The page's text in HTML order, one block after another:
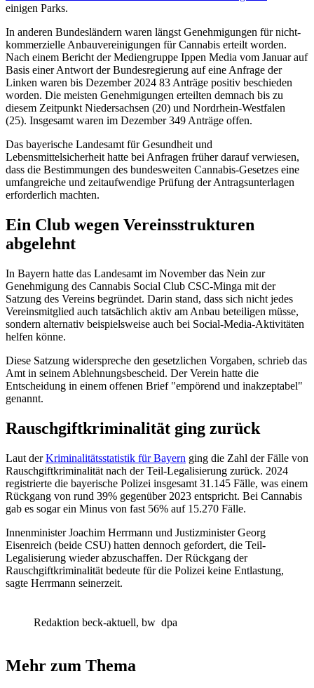
einigen Parks.
In anderen Bundesländern waren längst Genehmigungen für nicht-
kommerzielle Anbauvereinigungen für Cannabis erteilt worden.
Nach einem Bericht der Mediengruppe Ippen Media vom Januar auf
Basis einer Antwort der Bundesregierung auf eine Anfrage der
Linken waren bis Dezember 2024 83 Anträge positiv beschieden
worden. Die meisten Genehmigungen erteilten demnach bis zu
diesem Zeitpunkt Niedersachsen (20) und Nordrhein-Westfalen
(25). Insgesamt waren im Dezember 349 Anträge offen.
Das bayerische Landesamt für Gesundheit und
Lebensmittelsicherheit hatte bei Anfragen früher darauf verwiesen,
dass die Bestimmungen des bundesweiten Cannabis-Gesetzes eine
umfangreiche und zeitaufwendige Prüfung der Antragsunterlagen
erforderlich machten.
Ein Club wegen Vereinsstrukturen
abgelehnt
In Bayern hatte das Landesamt im November das Nein zur
Genehmigung des Cannabis Social Club CSC-Minga mit der
Satzung des Vereins begründet. Darin stand, dass sich nicht jedes
Vereinsmitglied auch tatsächlich aktiv am Anbau beteiligen müsse,
sondern alternativ beispielsweise auch bei Social-Media-Aktivitäten
helfen könne.
Diese Satzung widerspreche den gesetzlichen Vorgaben, schrieb das
Amt in seinem Ablehnungsbescheid. Der Verein hatte die
Entscheidung in einem offenen Brief "empörend und inakzeptabel"
genannt.
Rauschgiftkriminalität ging zurück
Laut derKriminalitätsstatistik für Bayern ging die Zahl der Fälle von
Rauschgiftkriminalität nach der Teil-Legalisierung zurück. 2024
registrierte die bayerische Polizei insgesamt 31.145 Fälle, was einem
Rückgang von rund 39% gegenüber 2023 entspricht. Bei Cannabis
gab es sogar ein Minus von fast 56% auf 15.270 Fälle.
Innenminister Joachim Herrmann und Justizminister Georg
Eisenreich (beide CSU) hatten dennoch gefordert, die Teil-
Legalisierung wieder abzuschaffen. Der Rückgang der
Rauschgiftkriminalität bedeute für die Polizei keine Entlastung,
sagte Herrmann seinerzeit.
Redaktion beck-aktuell, bw dpa
Mehr zum Thema